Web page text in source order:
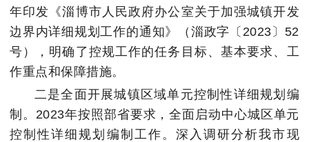
年印发《淄博市人民政府办公室关于加强城镇开发
边界内详细规划工作的通知》（淄政字〔2023〕52
号），明确了控规工作的任务目标、基本要求、工
作重点和保障措施。
二是全面开展城镇区域单元控制性详细规划编
制。2023年按照部省要求，全面启动中心城区单元
控制性详细规划编制工作。深入调研分析我市现